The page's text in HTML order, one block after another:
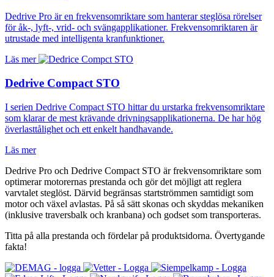
Dedrive Pro är en frekvensomriktare som hanterar steglösa rörelser
för åk-, lyft-, vrid- och svängapplikationer. Frekvensomriktaren är
utrustade med intelligenta kranfunktioner.
Läs mer
Dedrive Compact STO
I serien Dedrive Compact STO hittar du urstarka frekvensomriktare
som klarar de mest krävande drivningsapplikationerna. De har hög
överlasttålighet och ett enkelt handhavande.
Läs mer
Dedrive Pro och Dedrive Compact STO är frekvensomriktare som
optimerar motorernas prestanda och gör det möjligt att reglera
varvtalet steglöst. Därvid begränsas startströmmen samtidigt som
motor och växel avlastas. På så sätt skonas och skyddas mekaniken
(inklusive traversbalk och kranbana) och godset som transporteras.
Titta på alla prestanda och fördelar på produktsidorna. Övertygande
fakta!